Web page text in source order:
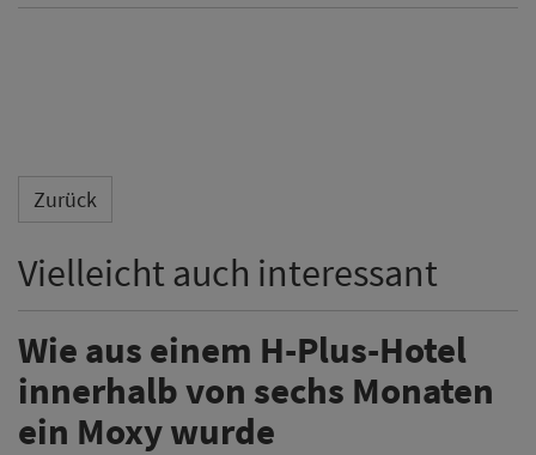
Zurück
Vielleicht auch interessant
Wie aus einem H-Plus-Hotel
innerhalb von sechs Monaten
ein Moxy wurde